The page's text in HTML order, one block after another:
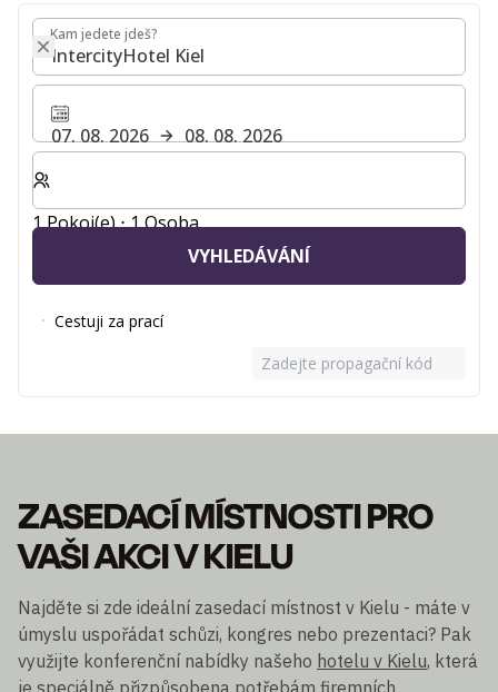
Kam jedete jdeš?
Kam jedete jdeš?
07. 08. 2026
08. 08. 2026
Zvolte počet pokojů a hostů pro svůj pobyt
1 Pokoj(e) ⋅ 1 Osoba
VYHLEDÁVÁNÍ
Cestuji za prací
Zadejte propagační kód
ZASEDACÍ MÍSTNOSTI PRO
VAŠI AKCI V KIELU
Najděte si zde ideální zasedací místnost v Kielu - máte v
úmyslu uspořádat schůzi, kongres nebo prezentaci? Pak
využijte konferenční nabídky našeho hotelu v Kielu, která